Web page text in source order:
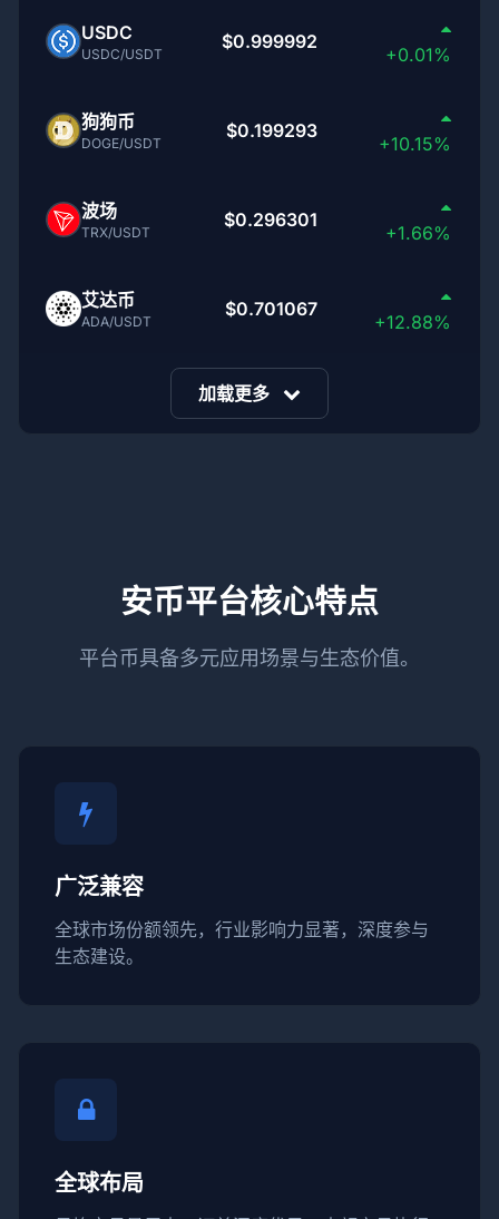
USDC
USDC/USDT
$0.999992
+0.01%
狗狗币
DOGE/USDT
$0.199293
+10.15%
波场
TRX/USDT
$0.296301
+1.66%
艾达币
ADA/USDT
$0.701067
+12.88%
加载更多
安币平台核心特点
平台币具备多元应用场景与生态价值。
广泛兼容
全球市场份额领先，行业影响力显著，深度参与
生态建设。
全球布局